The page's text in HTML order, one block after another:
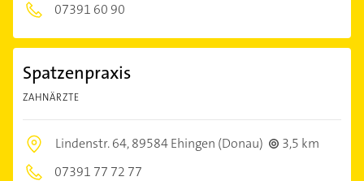
07391 60 90
Spatzenpraxis
ZAHNÄRZTE
Lindenstr. 64,89584 Ehingen (Donau)
3,5 km
07391 77 72 77